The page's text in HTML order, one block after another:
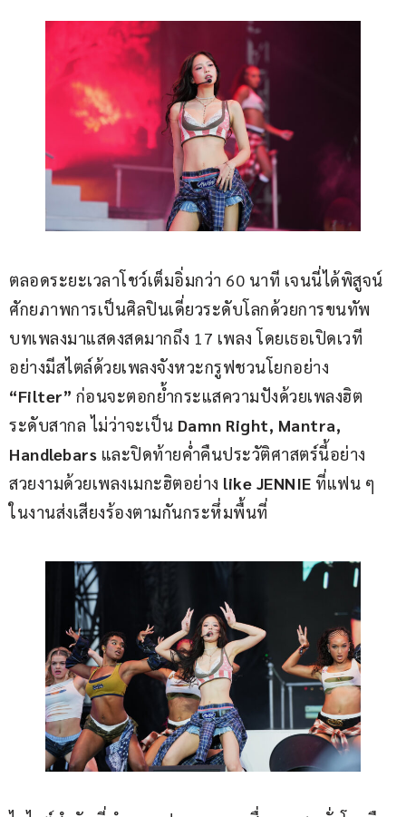
ตลอดระยะเวลาโชว์เต็มอิ่มกว่า 60 นาที เจนนี่ได้พิสูจน์
ศักยภาพการเป็นศิลปินเดี่ยวระดับโลกด้วยการขนทัพ
บทเพลงมาแสดงสดมากถึง 17 เพลง โดยเธอเปิดเวที
อย่างมีสไตล์ด้วยเพลงจังหวะกรูฟชวนโยกอย่าง
“Filter” ก่อนจะตอกย้ำกระแสความปังด้วยเพลงฮิต
ระดับสากล ไม่ว่าจะเป็น Damn Right, Mantra,
Handlebars และปิดท้ายค่ำคืนประวัติศาสตร์นี้อย่าง
สวยงามด้วยเพลงเมกะฮิตอย่าง like JENNIE ที่แฟน ๆ
ในงานส่งเสียงร้องตามกันกระหึ่มพื้นที่